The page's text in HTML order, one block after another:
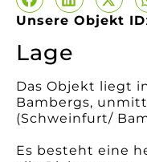
Unsere Objekt ID
Lage
Das Objekt liegt
Bambergs,
(Schweinfurt/
Es besteht eine